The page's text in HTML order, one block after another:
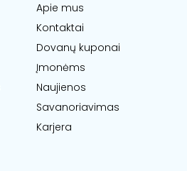
Apie mus
Kontaktai
Dovanų kuponai
Įmonėms
Naujienos
Savanoriavimas
Karjera